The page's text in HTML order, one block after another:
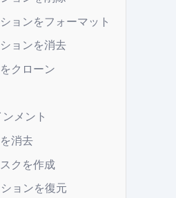
ョンをフォーマット
ョンを消去
クローン
メント
消去
クを作成
ョンを復元